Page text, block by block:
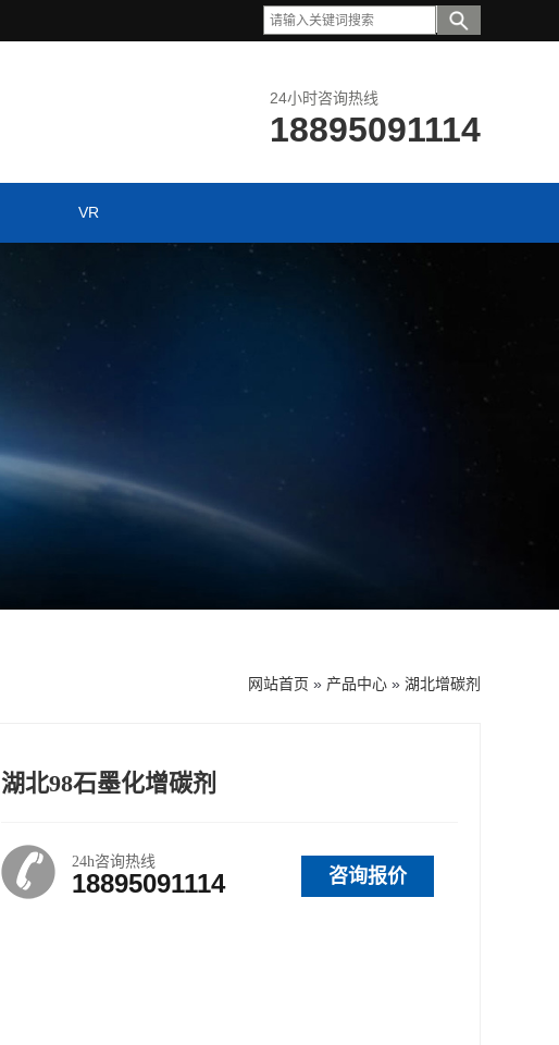
24小时咨询热线
18895091114
VR
网站首页 » 产品中心 » 湖北增碳剂
湖北98石墨化增碳剂
咨询报价
24h咨询热线
18895091114